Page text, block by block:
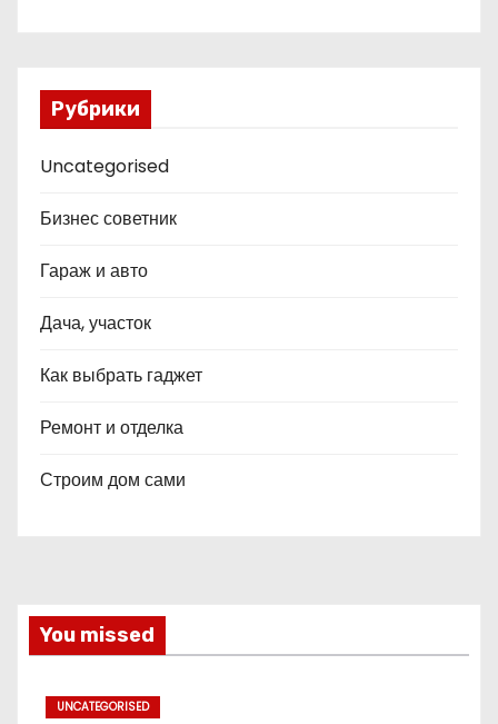
Рубрики
Uncategorised
Бизнес советник
Гараж и авто
Дача, участок
Как выбрать гаджет
Ремонт и отделка
Строим дом сами
You missed
UNCATEGORISED